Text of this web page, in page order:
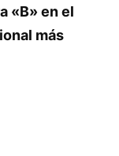
«B» en el
más